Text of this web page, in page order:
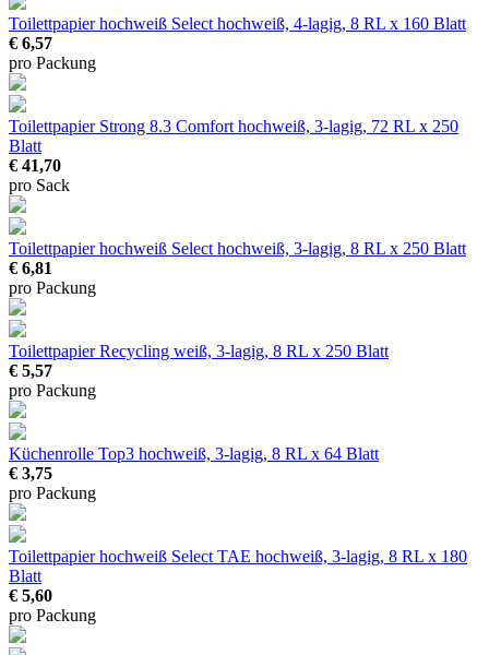
Toilettpapier hochweiß Select hochweiß, 4-lagig, 8 RL x 160 Blatt
€ 6,57
pro Packung
Toilettpapier Strong 8.3 Comfort hochweiß, 3-lagig, 72 RL x 250
Blatt
€ 41,70
pro Sack
Toilettpapier hochweiß Select hochweiß, 3-lagig, 8 RL x 250 Blatt
€ 6,81
pro Packung
Toilettpapier Recycling weiß, 3-lagig, 8 RL x 250 Blatt
€ 5,57
pro Packung
Küchenrolle Top3 hochweiß, 3-lagig, 8 RL x 64 Blatt
€ 3,75
pro Packung
Toilettpapier hochweiß Select TAE hochweiß, 3-lagig, 8 RL x 180
Blatt
€ 5,60
pro Packung